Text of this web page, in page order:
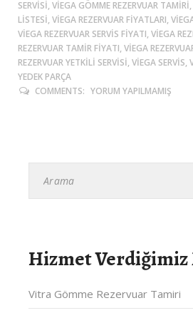
SERVISI, VIEGA GÖMME REZERVUAR
LISTESI, VIEGA REZERVUAR FIYATLARI,
VIEGA REZERVUAR SERVIS FIYATI, VIEGA
REZERVUAR TAMIR FIYATI, VIEGA
REZERVUAR YETKILI SERVISI, VIEGA
YEDEK PARÇA
COMMENTS: YORUM YAPILMAMIŞ
Hizmet
Vitra Gömme Rezervuar Tamiri